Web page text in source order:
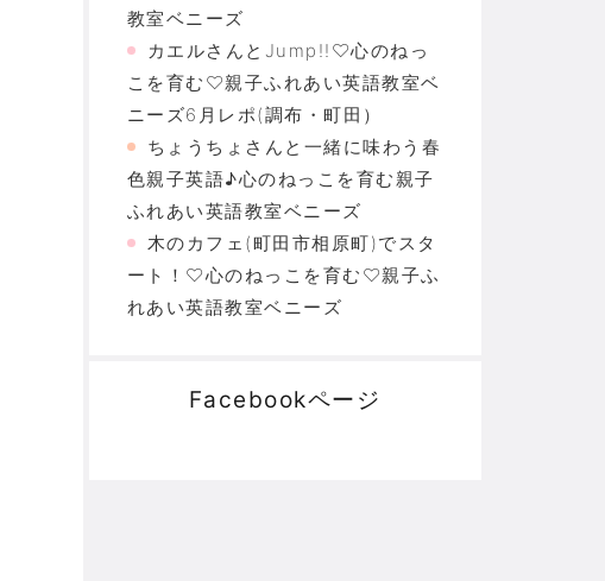
教室ベニーズ
カエルさんとJump!!♡心のねっ
こを育む♡親子ふれあい英語教室ベ
ニーズ6月レポ(調布・町田）
ちょうちょさんと一緒に味わう春
色親子英語♪心のねっこを育む親子
ふれあい英語教室ベニーズ
木のカフェ(町田市相原町)でスタ
ート！♡心のねっこを育む♡親子ふ
れあい英語教室ベニーズ
Facebookページ